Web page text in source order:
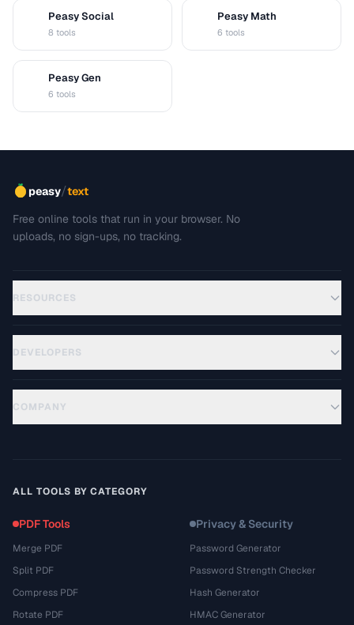
Peasy Social
8 tools
Peasy Math
6 tools
Peasy Gen
6 tools
peasy/text
Free online tools that run in your browser. No
uploads, no sign-ups, no tracking.
RESOURCES
DEVELOPERS
COMPANY
ALL TOOLS BY CATEGORY
PDF Tools
Merge PDF
Split PDF
Compress PDF
Rotate PDF
Privacy & Security
Password Generator
Password Strength Checker
Hash Generator
HMAC Generator